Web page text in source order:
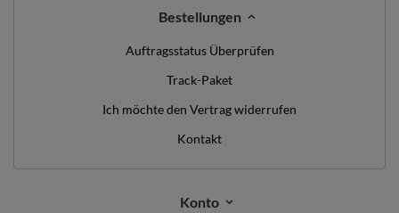
Bestellungen
Auftragsstatus Überprüfen
Track-Paket
Ich möchte den Vertrag widerrufen
Kontakt
Konto